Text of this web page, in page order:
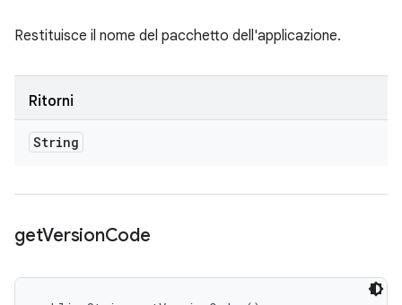
Restituisce il nome del pacchetto dell'applicazione.
Ritorni
String
getVersionCode